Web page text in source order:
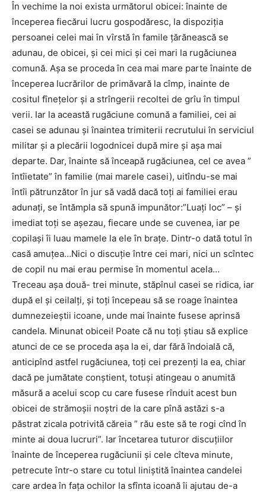
În vechime la noi exista următorul obicei: înainte de
începerea fiecărui lucru gospodăresc, la dispoziția
persoanei celei mai în vîrstă în famile țărănească se
adunau, de obicei, și cei mici și cei mari la rugăciunea
comună. Așa se proceda în cea mai mare parte înainte de
începerea lucrărilor de primăvară la cîmp, inainte de
cositul fînețelor și a strîngerii recoltei de grîu în timpul
verii. Iar la această rugăciune comună a familiei, cei ai
casei se adunau și înaintea trimiterii recrutului în serviciul
militar și a plecării logodnicei după mire și așa mai
departe. Dar, înainte să înceapă rugăciunea, cel ce avea ”
întîietate” în familie (mai marele casei), uitîndu-se mai
întîi pătrunzător în jur să vadă dacă toți ai familiei erau
adunați, se întămpla să spună impunător:”Luați loc” – și
imediat toți se așezau, fiecare unde se cuvenea, iar pe
copilași îi luau mamele la ele în brațe. Dintr-o dată totul în
casă amuțea…Nici o discuție între cei mari, nici un scîntec
de copil nu mai erau permise în momentul acela…
Treceau așa două- trei minute, stăpînul casei se ridica, iar
după el și ceilalți, și toți începeau să se roage înaintea
dumnezeieștii icoane, unde mai înainte fusese aprinsă
candela. Minunat obicei! Poate că nu toți știau să explice
atunci de ce se proceda așa la ei, dar fără îndoială că,
anticipînd astfel rugăciunea, toți cei prezenți la ea, chiar
dacă pe jumătate conștient, totuși atingeau o anumită
măsură a acelui scop cu care fusese rînduit acest bun
obicei de strămoșii noștri de la care pînă astăzi s-a
păstrat zicala potrivită căreia ” rău este să te rogi cînd în
minte ai doua lucruri”. Iar încetarea tuturor discuțiilor
înainte de începerea rugăciunii și cele cîteva minute,
petrecute într-o stare cu totul liniștită înaintea candelei
care ardea în fața ochilor la sfînta icoană îi ajutau de-a